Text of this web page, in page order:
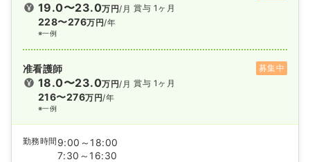
19.0〜23.0万円/月
228〜276万円/年
※一例
賞与 1ヶ月
准看護師 募集中
18.0〜23.0万円/月
216〜276万円/年
※一例
賞与 1ヶ月
勤務時間 9:00～18:00
7:30～16:30